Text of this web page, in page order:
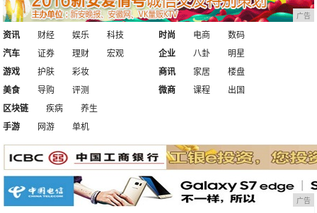
广告
资讯 财经 娱乐
科技
汽车
证券 理财 宏观
时尚 电商
数码
企业
八卦
明星
游戏
护肤
彩妆
美食
导购 评测
商讯 家居
楼盘
微商
课程
出国
区块链
疾病
养生
手游
网游 单机
广告